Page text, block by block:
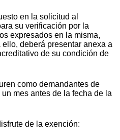
en la solicitud al
su verificación por la
expresados en la misma,
deberá presentar anexa a
de su condición de
como demandantes de
mes antes de la fecha de la
de la exención: